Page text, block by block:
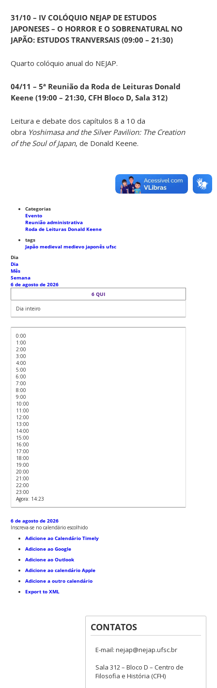
31/10 – IV COLÓQUIO NEJAP DE ESTUDOS
JAPONESES – O HORROR E O SOBRENATURAL NO
JAPÃO: ESTUDOS TRANVERSAIS (09:00 – 21:30)
Quarto colóquio anual do NEJAP.
04/11 – 5ª Reunião da Roda de Leituras Donald
Keene (19:00 – 21:30, CFH Bloco D, Sala 312)
Leitura e debate dos capítulos 8 a 10 da
obra Yoshimasa and the Silver Pavilion: The Creation
of the Soul of Japan, de Donald Keene.
Categorias
Evento
Reunião administrativa
Roda de Leituras Donald Keene
tags
Japão medievalmedievo japonêsufsc
Dia
Dia
Mês
Semana
6 de agosto de 2026
6 QUI
Dia inteiro
0:00
1:00
2:00
3:00
4:00
5:00
6:00
7:00
8:00
9:00
10:00
11:00
12:00
13:00
14:00
15:00
16:00
17:00
18:00
19:00
20:00
21:00
22:00
23:00
Agora: 14:23
6 de agosto de 2026
Inscreva-se no calendário escolhido
Adicione ao Calendário Timely
Adicione ao Google
Adicione ao Outlook
Adicione ao calendário Apple
Adicione a outro calendário
Export to XML
CONTATOS
E-mail: nejap@nejap.ufsc.br
Sala 312 – Bloco D – Centro de
Filosofia e História (CFH)